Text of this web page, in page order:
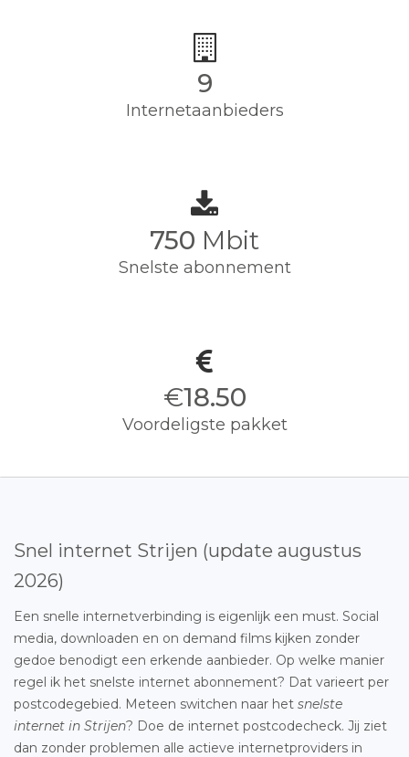
9
Internetaanbieders
750 Mbit
Snelste abonnement
€18.50
Voordeligste pakket
Snel internet Strijen (update augustus
2026)
Een snelle internetverbinding is eigenlijk een must. Social
media, downloaden en on demand films kijken zonder
gedoe benodigt een erkende aanbieder. Op welke manier
regel ik het snelste internet abonnement? Dat varieert per
postcodegebied. Meteen switchen naar het snelste
internet in Strijen? Doe de internet postcodecheck. Jij ziet
dan zonder problemen alle actieve internetproviders in